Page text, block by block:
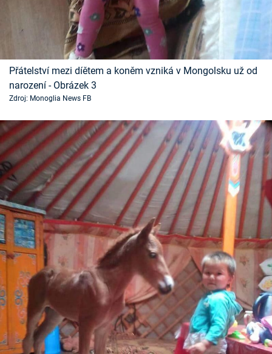
Přátelství mezi díětem a koněm vzniká v Mongolsku už od
narození - Obrázek 3
Zdroj: Monoglia News FB